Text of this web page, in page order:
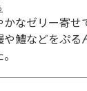
なゼリー寄せ
鱧などをぷる